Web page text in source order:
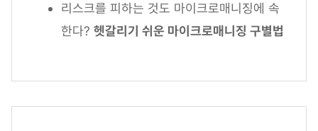
리스크를 피하는 것도 마이크로매니징에 속
한다? 헷갈리기 쉬운 마이크로매니징 구별법